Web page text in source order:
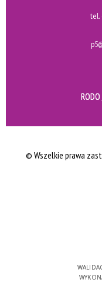
tel.
© Wszelkie prawa